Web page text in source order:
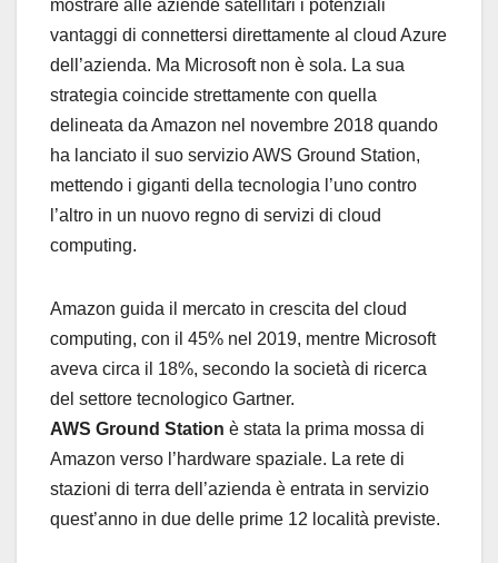
mostrare alle aziende satellitari i potenziali
vantaggi di connettersi direttamente al cloud Azure
dell’azienda. Ma Microsoft non è sola. La sua
strategia coincide strettamente con quella
delineata da Amazon nel novembre 2018 quando
ha lanciato il suo servizio AWS Ground Station,
mettendo i giganti della tecnologia l’uno contro
l’altro in un nuovo regno di servizi di cloud
computing.
Amazon guida il mercato in crescita del cloud
computing, con il 45% nel 2019, mentre Microsoft
aveva circa il 18%, secondo la società di ricerca
del settore tecnologico Gartner.
AWS Ground Station è stata la prima mossa di
Amazon verso l’hardware spaziale. La rete di
stazioni di terra dell’azienda è entrata in servizio
quest’anno in due delle prime 12 località previste.